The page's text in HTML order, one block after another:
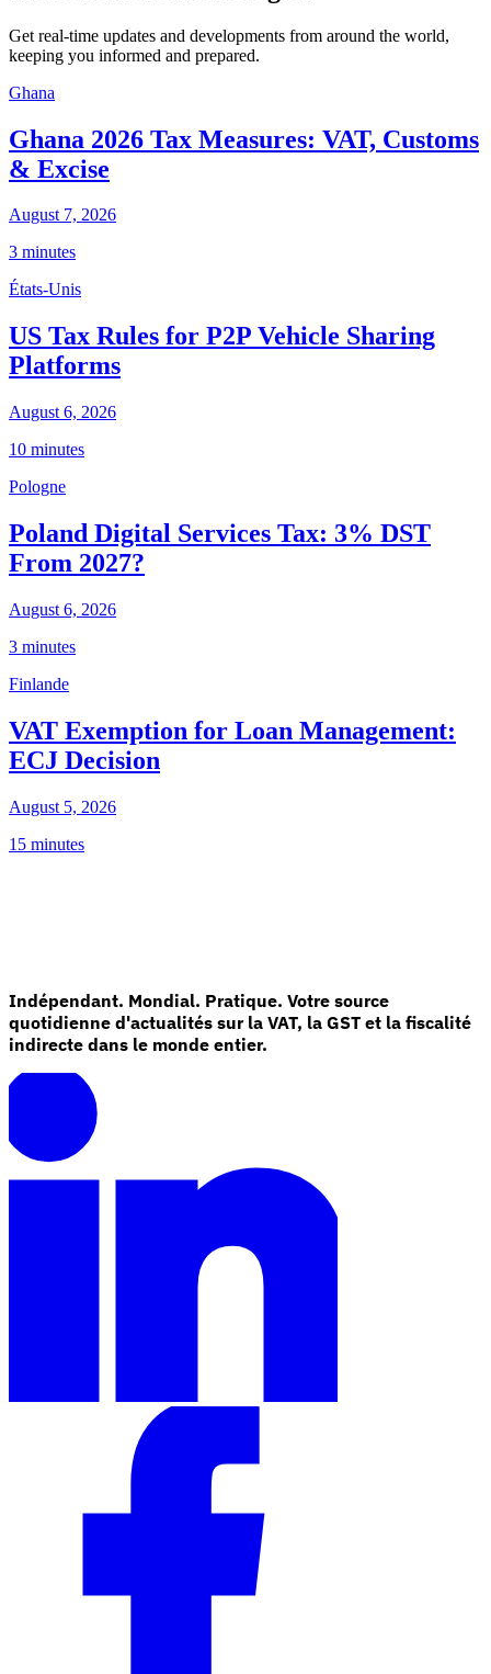
Get real-time updates and developments from around the world,
keeping you informed and prepared.
Ghana
Ghana 2026 Tax Measures: VAT, Customs
& Excise
August 7, 2026
3 minutes
États-Unis
US Tax Rules for P2P Vehicle Sharing
Platforms
August 6, 2026
10 minutes
Pologne
Poland Digital Services Tax: 3% DST
From 2027?
August 6, 2026
3 minutes
Finlande
VAT Exemption for Loan Management:
ECJ Decision
August 5, 2026
15 minutes
Indépendant. Mondial. Pratique. Votre source
quotidienne d'actualités sur la VAT, la GST et la fiscalité
indirecte dans le monde entier.